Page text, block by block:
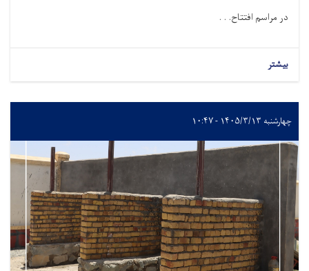
در مراسم افتتاح. . .
بیشتر
چهارشنبه ۱۴۰۵/۳/۱۳ - ۱۰:۴۷